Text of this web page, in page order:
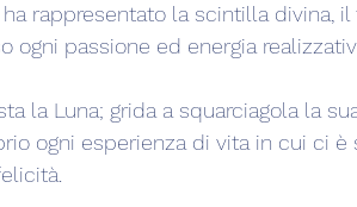
rappresentato la scintilla divina,
ogni passione ed energia
la Luna; grida a squarciagola la
ogni esperienza di vita in cui ci